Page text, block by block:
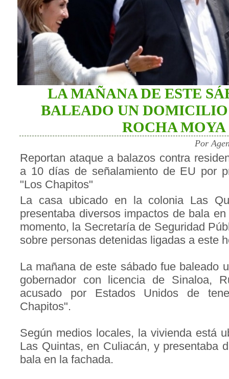
LA MAÑANA DE ESTE
BALEADO UN DOMICILIO
ROCHA MOYA
Por
Reportan ataque a balazos contra
a 10 días de señalamiento de EU por
"Los Chapitos"
La casa ubicado en la colonia Las
presentaba diversos impactos de bala
momento, la Secretaría de Seguridad
sobre personas detenidas ligadas a este
La mañana de este sábado fue baleado
gobernador con licencia de Sinaloa,
acusado por Estados Unidos de
Chapitos".
Según medios locales, la vivienda está
Las Quintas, en Culiacán, y presentaba
bala en la fachada.